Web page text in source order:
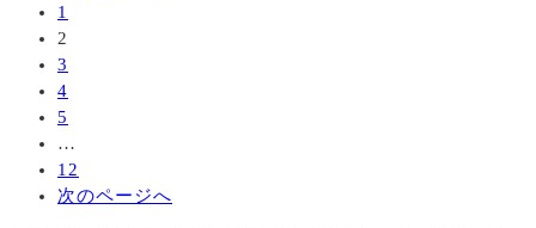
1
2
3
4
5
…
12
次のページへ